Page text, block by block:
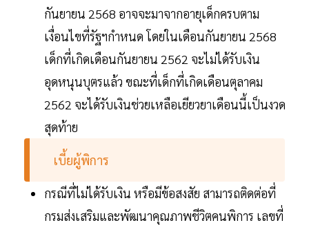
กันยายน 2568 อาจจะมาจากอายุเด็กครบตาม
เงื่อนไขที่รัฐฯกำหนด โดยในเดือนกันยายน 2568
เด็กที่เกิดเดือนกันยายน 2562 จะไม่ได้รับเงิน
อุดหนุนบุตรแล้ว ขณะที่เด็กที่เกิดเดือนตุลาคม
2562 จะได้รับเงินช่วยเหลือเยียวยาเดือนนี้เป็นงวด
สุดท้าย
เบี้ยผู้พิการ
กรณีที่ไม่ได้รับเงิน หรือมีข้อสงสัย สามารถติดต่อที่
กรมส่งเสริมและพัฒนาคุณภาพชีวิตคนพิการ เลขที่